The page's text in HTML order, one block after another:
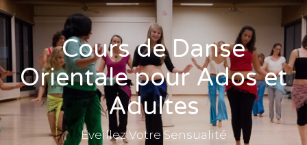
Cours de Danse
Orientale pour Ados et
Adultes
Éveillez Votre Sensualité